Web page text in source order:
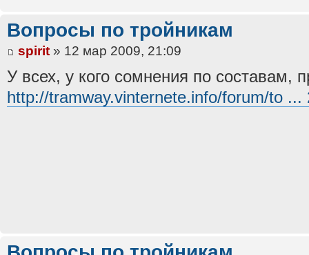
Вопросы по тройникам
spirit » 12 мар 2009, 21:09
У всех, у кого сомнения по составам,
http://tramway.vinternete.info/forum/to ...